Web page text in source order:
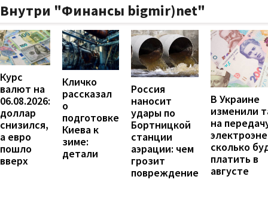
Внутри "Финансы bigmir)net"
Курс
валют на
06.08.2026:
доллар
снизился,
а евро
пошло
вверх
Кличко
рассказал
о
подготовке
Киева к
зиме:
детали
Россия
наносит
удары по
Бортницкой
станции
аэрации: чем
грозит
повреждение
В Украине
изменили
на
сколько
платить в
августе